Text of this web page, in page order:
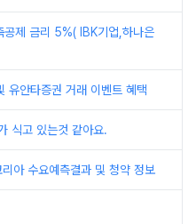
공제 금리 5%( IBK기업,하나은
유안타증권 거래 이벤트 혜택
식고 있는것 같아요.
아 수요예측결과 및 청약 정보